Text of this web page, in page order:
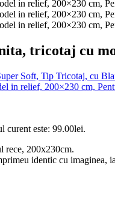
tricotaj cu
Soft, Tip Tricotaj, cu
in relief, 200×230 cm,
curent este: 99.00lei.
rece, 200x230cm.
identic cu imaginea,